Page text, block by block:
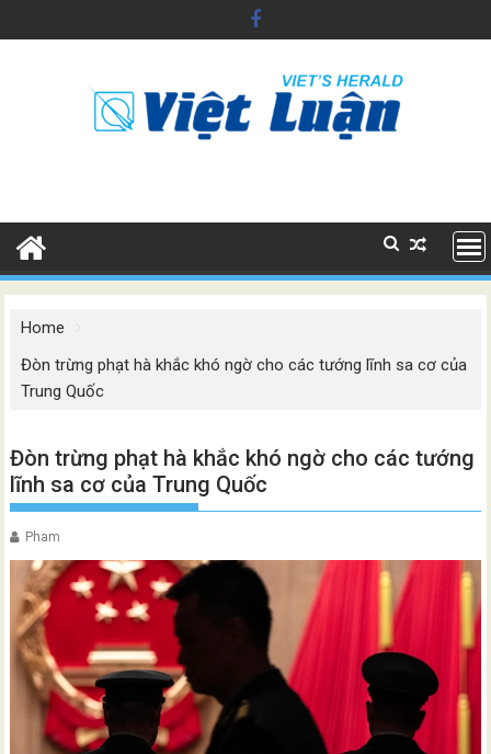
to
Home
Đòn trừng phạt hà khắc khó ngờ cho các tướng lĩnh sa cơ của
Trung Quốc
Đòn trừng phạt hà khắc khó ngờ cho các tướng
lĩnh sa cơ của Trung Quốc
Pham